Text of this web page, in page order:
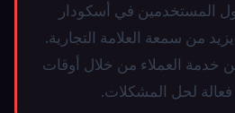
المستخدمين في أسكودار
من سمعة العلامة التجارية.
خدمة العملاء من خلال أوقات
لحل المشكلات.